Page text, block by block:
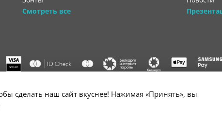
Смотреть все
Амураторская, 4Б, цокольный этаж, помещение 3. Р/с BY34 ALFA 3012
о государственной регистрации №193602931 выдано Минским
сделать наш сайт вкуснее! Нажимая «Принять», вы